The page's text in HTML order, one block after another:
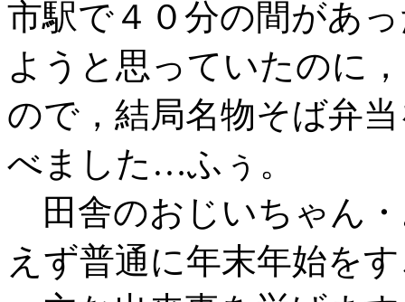
市駅で４０分の間があ
ようと思っていたのに
ので，結局名物そば弁
べました…ふぅ。
田舎のおじいちゃん
えず普通に年末年始を